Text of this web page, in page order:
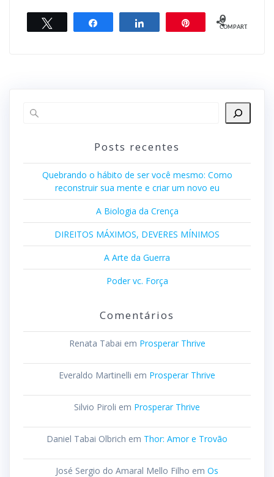
Compartilhar Compartilhar 0
COMPART.
Posts recentes
Quebrando o hábito de ser você mesmo: Como
reconstruir sua mente e criar um novo eu
A Biologia da Crença
DIREITOS MÁXIMOS, DEVERES MÍNIMOS
A Arte da Guerra
Poder vc. Força
Comentários
Renata Tabai em Prosperar Thrive
Everaldo Martinelli em Prosperar Thrive
Silvio Piroli em Prosperar Thrive
Daniel Tabai Olbrich em Thor: Amor e Trovão
José Sergio do Amaral Mello Filho em Os